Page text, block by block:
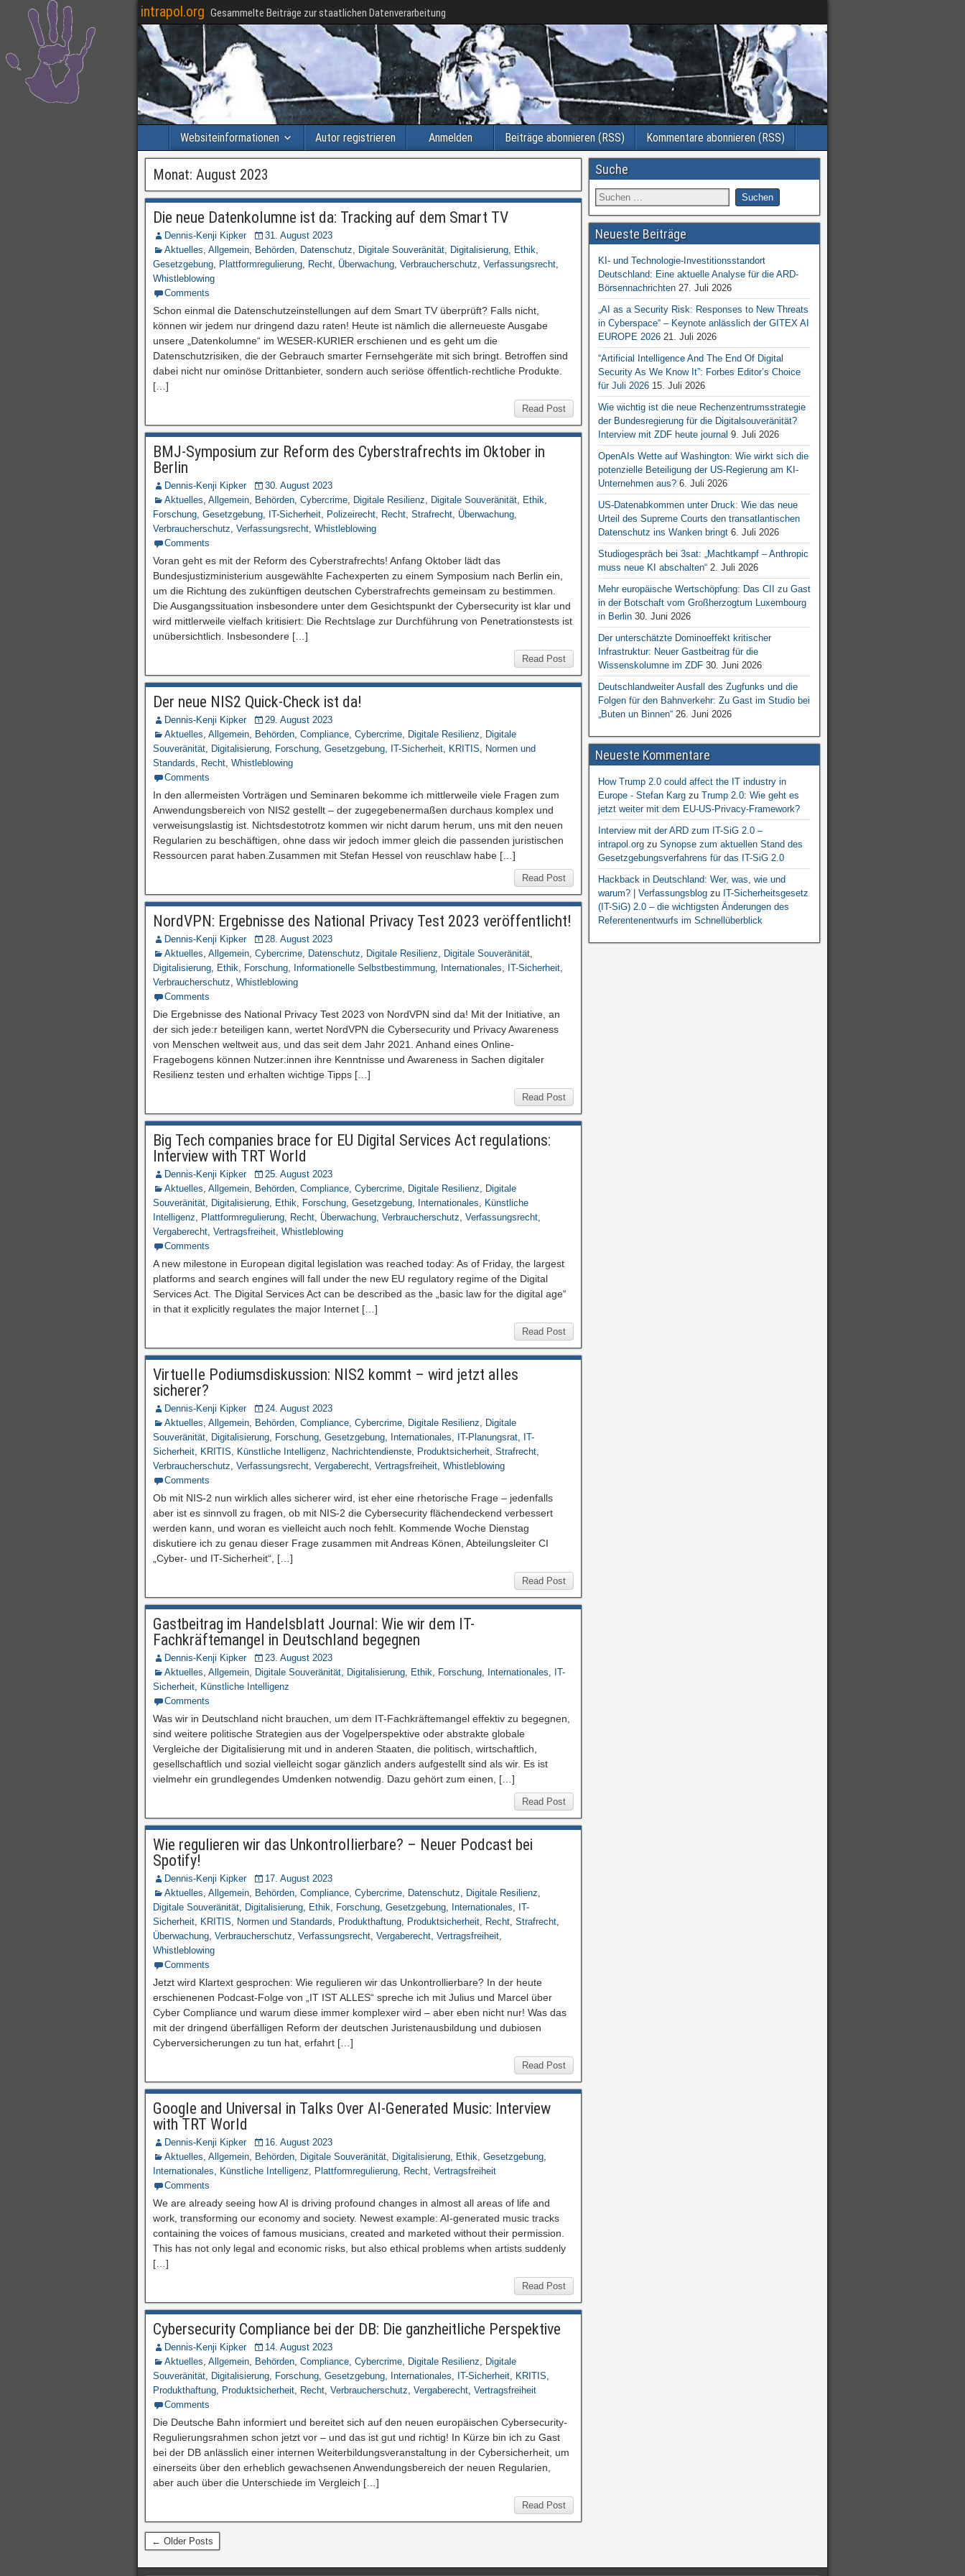
intrapol.org Gesammelte Beiträge zur staatlichen Datenverarbeitung
Websiteinformationen Autor registrieren Anmelden Beiträge abonnieren (RSS) Kommentare abonnieren (RSS)
Monat: August 2023
Die neue Datenkolumne ist da: Tracking auf dem Smart TV
Dennis-Kenji Kipker
31. August 2023
Aktuelles, Allgemein, Behörden, Datenschutz, Digitale Souveränität, Digitalisierung, Ethik,
Gesetzgebung, Plattformregulierung, Recht, Überwachung, Verbraucherschutz, Verfassungsrecht,
Whistleblowing
Comments
Schon einmal die Datenschutzeinstellungen auf dem Smart TV überprüft? Falls nicht,
können wir jedem nur dringend dazu raten! Heute ist nämlich die allerneueste Ausgabe
unsere „Datenkolumne“ im WESER-KURIER erschienen und es geht um die
Datenschutzrisiken, die der Gebrauch smarter Fernsehgeräte mit sich bringt. Betroffen sind
dabei nicht nur ominöse Drittanbieter, sondern auch seriöse öffentlich-rechtliche Produkte.
[…]
Read Post
BMJ-Symposium zur Reform des Cyberstrafrechts im Oktober in
Berlin
Dennis-Kenji Kipker
30. August 2023
Aktuelles, Allgemein, Behörden, Cybercrime, Digitale Resilienz, Digitale Souveränität, Ethik,
Forschung, Gesetzgebung, IT-Sicherheit, Polizeirecht, Recht, Strafrecht, Überwachung,
Verbraucherschutz, Verfassungsrecht, Whistleblowing
Comments
Voran geht es mit der Reform des Cyberstrafrechts! Anfang Oktober lädt das
Bundesjustizministerium ausgewählte Fachexperten zu einem Symposium nach Berlin ein,
um die Richtung des zukünftigen deutschen Cyberstrafrechts gemeinsam zu bestimmen.
Die Ausgangssituation insbesondere unter dem Gesichtspunkt der Cybersecurity ist klar und
wird mittlerweile vielfach kritisiert: Die Rechtslage zur Durchführung von Penetrationstests ist
unübersichtlich. Insbesondere […]
Read Post
Der neue NIS2 Quick-Check ist da!
Dennis-Kenji Kipker
29. August 2023
Aktuelles, Allgemein, Behörden, Compliance, Cybercrime, Digitale Resilienz, Digitale
Souveränität, Digitalisierung, Forschung, Gesetzgebung, IT-Sicherheit, KRITIS, Normen und
Standards, Recht, Whistleblowing
Comments
In den allermeisten Vorträgen und Seminaren bekomme ich mittlerweile viele Fragen zum
Anwendungsbereich von NIS2 gestellt – der zugegebenermaßen durchaus komplex und
verweisungslastig ist. Nichtsdestotrotz kommen wir nicht darum herum, uns mit den neuen
Regularien zu beschäftigen, ohne dass wir jedoch immer gleich die passenden juristischen
Ressourcen parat haben.Zusammen mit Stefan Hessel von reuschlaw habe […]
Read Post
NordVPN: Ergebnisse des National Privacy Test 2023 veröffentlicht!
Dennis-Kenji Kipker
28. August 2023
Aktuelles, Allgemein, Cybercrime, Datenschutz, Digitale Resilienz, Digitale Souveränität,
Digitalisierung, Ethik, Forschung, Informationelle Selbstbestimmung, Internationales, IT-Sicherheit,
Verbraucherschutz, Whistleblowing
Comments
Die Ergebnisse des National Privacy Test 2023 von NordVPN sind da! Mit der Initiative, an
der sich jede:r beteiligen kann, wertet NordVPN die Cybersecurity und Privacy Awareness
von Menschen weltweit aus, und das seit dem Jahr 2021. Anhand eines Online-
Fragebogens können Nutzer:innen ihre Kenntnisse und Awareness in Sachen digitaler
Resilienz testen und erhalten wichtige Tipps […]
Read Post
Big Tech companies brace for EU Digital Services Act regulations:
Interview with TRT World
Dennis-Kenji Kipker
25. August 2023
Aktuelles, Allgemein, Behörden, Compliance, Cybercrime, Digitale Resilienz, Digitale
Souveränität, Digitalisierung, Ethik, Forschung, Gesetzgebung, Internationales, Künstliche
Intelligenz, Plattformregulierung, Recht, Überwachung, Verbraucherschutz, Verfassungsrecht,
Vergaberecht, Vertragsfreiheit, Whistleblowing
Comments
A new milestone in European digital legislation was reached today: As of Friday, the largest
platforms and search engines will fall under the new EU regulatory regime of the Digital
Services Act. The Digital Services Act can be described as the „basic law for the digital age“
in that it explicitly regulates the major Internet […]
Read Post
Virtuelle Podiumsdiskussion: NIS2 kommt – wird jetzt alles
sicherer?
Dennis-Kenji Kipker
24. August 2023
Aktuelles, Allgemein, Behörden, Compliance, Cybercrime, Digitale Resilienz, Digitale
Souveränität, Digitalisierung, Forschung, Gesetzgebung, Internationales, IT-Planungsrat, IT-
Sicherheit, KRITIS, Künstliche Intelligenz, Nachrichtendienste, Produktsicherheit, Strafrecht,
Verbraucherschutz, Verfassungsrecht, Vergaberecht, Vertragsfreiheit, Whistleblowing
Comments
Ob mit NIS-2 nun wirklich alles sicherer wird, ist eher eine rhetorische Frage – jedenfalls
aber ist es sinnvoll zu fragen, ob mit NIS-2 die Cybersecurity flächendeckend verbessert
werden kann, und woran es vielleicht auch noch fehlt. Kommende Woche Dienstag
diskutiere ich zu genau dieser Frage zusammen mit Andreas Könen, Abteilungsleiter CI
„Cyber- und IT-Sicherheit“, […]
Read Post
Gastbeitrag im Handelsblatt Journal: Wie wir dem IT-
Fachkräftemangel in Deutschland begegnen
Dennis-Kenji Kipker
23. August 2023
Aktuelles, Allgemein, Digitale Souveränität, Digitalisierung, Ethik, Forschung, Internationales, IT-
Sicherheit, Künstliche Intelligenz
Comments
Was wir in Deutschland nicht brauchen, um dem IT-Fachkräftemangel effektiv zu begegnen,
sind weitere politische Strategien aus der Vogelperspektive oder abstrakte globale
Vergleiche der Digitalisierung mit und in anderen Staaten, die politisch, wirtschaftlich,
gesellschaftlich und sozial vielleicht sogar gänzlich anders aufgestellt sind als wir. Es ist
vielmehr ein grundlegendes Umdenken notwendig. Dazu gehört zum einen, […]
Read Post
Wie regulieren wir das Unkontrollierbare? – Neuer Podcast bei
Spotify!
Dennis-Kenji Kipker
17. August 2023
Aktuelles, Allgemein, Behörden, Compliance, Cybercrime, Datenschutz, Digitale Resilienz,
Digitale Souveränität, Digitalisierung, Ethik, Forschung, Gesetzgebung, Internationales, IT-
Sicherheit, KRITIS, Normen und Standards, Produkthaftung, Produktsicherheit, Recht, Strafrecht,
Überwachung, Verbraucherschutz, Verfassungsrecht, Vergaberecht, Vertragsfreiheit,
Whistleblowing
Comments
Jetzt wird Klartext gesprochen: Wie regulieren wir das Unkontrollierbare? In der heute
erschienenen Podcast-Folge von „IT IST ALLES“ spreche ich mit Julius und Marcel über
Cyber Compliance und warum diese immer komplexer wird – aber eben nicht nur! Was das
mit der dringend überfälligen Reform der deutschen Juristenausbildung und dubiosen
Cyberversicherungen zu tun hat, erfahrt […]
Read Post
Google and Universal in Talks Over AI-Generated Music: Interview
with TRT World
Dennis-Kenji Kipker
16. August 2023
Aktuelles, Allgemein, Behörden, Digitale Souveränität, Digitalisierung, Ethik, Gesetzgebung,
Internationales, Künstliche Intelligenz, Plattformregulierung, Recht, Vertragsfreiheit
Comments
We are already seeing how AI is driving profound changes in almost all areas of life and
work, transforming our economy and society. Newest example: AI-generated music tracks
containing the voices of famous musicians, created and marketed without their permission.
This has not only legal and economic risks, but also ethical problems when artists suddenly
[…]
Read Post
Cybersecurity Compliance bei der DB: Die ganzheitliche Perspektive
Dennis-Kenji Kipker
14. August 2023
Aktuelles, Allgemein, Behörden, Compliance, Cybercrime, Digitale Resilienz, Digitale
Souveränität, Digitalisierung, Forschung, Gesetzgebung, Internationales, IT-Sicherheit, KRITIS,
Produkthaftung, Produktsicherheit, Recht, Verbraucherschutz, Vergaberecht, Vertragsfreiheit
Comments
Die Deutsche Bahn informiert und bereitet sich auf den neuen europäischen Cybersecurity-
Regulierungsrahmen schon jetzt vor – und das ist gut und richtig! In Kürze bin ich zu Gast
bei der DB anlässlich einer internen Weiterbildungsveranstaltung in der Cybersicherheit, um
einerseits über den erheblich gewachsenen Anwendungsbereich der neuen Regularien,
aber auch über die Unterschiede im Vergleich […]
Read Post
← Older Posts
Suche
Neueste Beiträge
KI- und Technologie-Investitionsstandort
Deutschland: Eine aktuelle Analyse für die ARD-
Börsennachrichten 27. Juli 2026
„AI as a Security Risk: Responses to New Threats
in Cyberspace“ – Keynote anlässlich der GITEX AI
EUROPE 2026 21. Juli 2026
“Artificial Intelligence And The End Of Digital
Security As We Know It”: Forbes Editor’s Choice
für Juli 2026 15. Juli 2026
Wie wichtig ist die neue Rechenzentrumsstrategie
der Bundesregierung für die Digitalsouveränität?
Interview mit ZDF heute journal 9. Juli 2026
OpenAIs Wette auf Washington: Wie wirkt sich die
potenzielle Beteiligung der US-Regierung am KI-
Unternehmen aus? 6. Juli 2026
US-Datenabkommen unter Druck: Wie das neue
Urteil des Supreme Courts den transatlantischen
Datenschutz ins Wanken bringt 6. Juli 2026
Studiogespräch bei 3sat: „Machtkampf – Anthropic
muss neue KI abschalten“ 2. Juli 2026
Mehr europäische Wertschöpfung: Das CII zu Gast
in der Botschaft vom Großherzogtum Luxembourg
in Berlin 30. Juni 2026
Der unterschätzte Dominoeffekt kritischer
Infrastruktur: Neuer Gastbeitrag für die
Wissenskolumne im ZDF 30. Juni 2026
Deutschlandweiter Ausfall des Zugfunks und die
Folgen für den Bahnverkehr: Zu Gast im Studio bei
„Buten un Binnen“ 26. Juni 2026
Neueste Kommentare
How Trump 2.0 could affect the IT industry in
Europe - Stefan Kargzu Trump 2.0: Wie geht es
jetzt weiter mit dem EU-US-Privacy-Framework?
Interview mit der ARD zum IT-SiG 2.0 –
intrapol.orgzu Synopse zum aktuellen Stand des
Gesetzgebungsverfahrens für das IT-SiG 2.0
Hackback in Deutschland: Wer, was, wie und
warum? | Verfassungsblogzu IT-Sicherheitsgesetz
(IT-SiG) 2.0 – die wichtigsten Änderungen des
Referentenentwurfs im Schnellüberblick